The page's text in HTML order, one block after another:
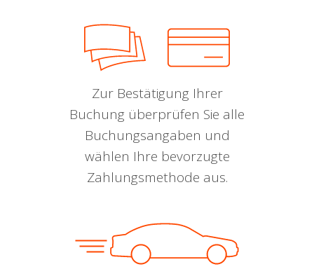
Zur Bestätigung Ihrer
Buchung überprüfen Sie alle
Buchungsangaben und
wählen Ihre bevorzugte
Zahlungsmethode aus.